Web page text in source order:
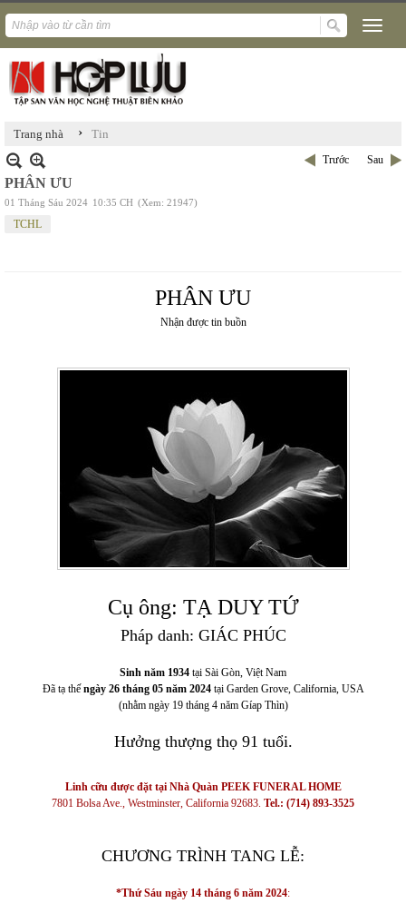
Trang nhà › Tin
Trước Sau
PHÂN ƯU
01 Tháng Sáu 2024 10:35 CH (Xem: 21947)
TCHL
PHÂN ƯU
Nhận được tin buồn
Cụ ông: TẠ DUY TỨ
Pháp danh: GIÁC PHÚC
Sinh năm 1934 tại Sài Gòn, Việt Nam
Đã tạ thế ngày 26 tháng 05 năm 2024 tại Garden Grove, California, USA
(nhằm ngày 19 tháng 4 năm Gíap Thìn)
Hưởng thượng thọ 91 tuổi.
Linh cữu được đặt tại Nhà Quàn PEEK FUNERAL HOME
7801 Bolsa Ave., Westminster, California 92683. Tel.: (714) 893-3525
CHƯƠNG TRÌNH TANG LỄ:
*Thứ Sáu ngày 14 tháng 6 năm 2024: